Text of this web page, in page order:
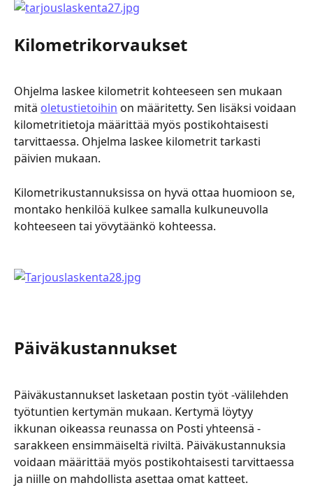
Kilometrikorvaukset
Ohjelma laskee kilometrit kohteeseen sen mukaan
mitä oletustietoihin on määritetty. Sen lisäksi voidaan
kilometritietoja määrittää myös postikohtaisesti
tarvittaessa. Ohjelma laskee kilometrit tarkasti
päivien mukaan.
Kilometrikustannuksissa on hyvä ottaa huomioon se,
montako henkilöä kulkee samalla kulkuneuvolla
kohteeseen tai yövytäänkö kohteessa.
Päiväkustannukset
Päiväkustannukset lasketaan postin työt -välilehden
työtuntien kertymän mukaan. Kertymä löytyy
ikkunan oikeassa reunassa on Posti yhteensä -
sarakkeen ensimmäiseltä riviltä. Päiväkustannuksia
voidaan määrittää myös postikohtaisesti tarvittaessa
ja niille on mahdollista asettaa omat katteet.